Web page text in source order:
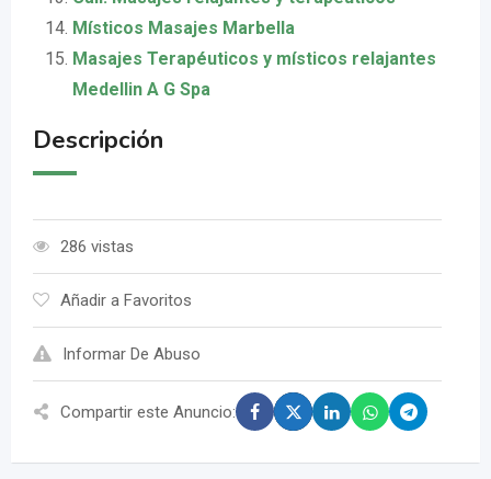
Místicos Masajes Marbella
Masajes Terapéuticos y místicos relajantes
Medellin A G Spa
Descripción
286 vistas
Añadir a Favoritos
Informar De Abuso
Compartir este Anuncio: